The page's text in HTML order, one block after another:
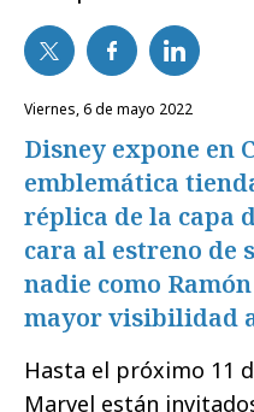
viernes, 6 de mayo 2022
Disney expone en
emblemática
réplica de la capa
cara al estreno de
nadie como
mayor visibilidad
Hasta el próximo 11
Marvel están